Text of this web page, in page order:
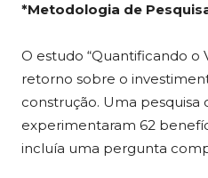
*Metodologia de
O estudo “Quantificando o
retorno sobre o
construção. Uma pesquisa
experimentaram 62
incluía uma pergunta